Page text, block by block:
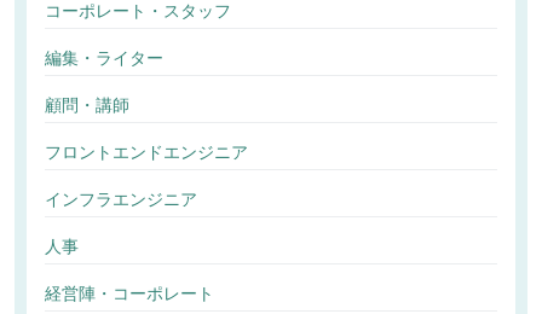
コーポレート・スタッフ
編集・ライター
顧問・講師
フロントエンドエンジニア
インフラエンジニア
人事
経営陣・コーポレート